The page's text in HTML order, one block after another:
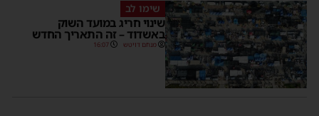
שימו לב
שינוי חריג במועד השוק
באשדוד – זה התאריך החדש
מנחם דויטש 16:07